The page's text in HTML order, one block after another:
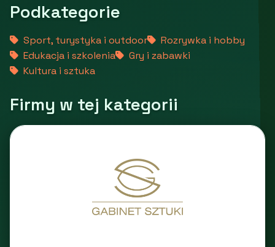
Podkategorie
Sport, turystyka i outdoor
Rozrywka i hobby
Edukacja i szkolenia
Gry i zabawki
Kultura i sztuka
Firmy w tej kategorii